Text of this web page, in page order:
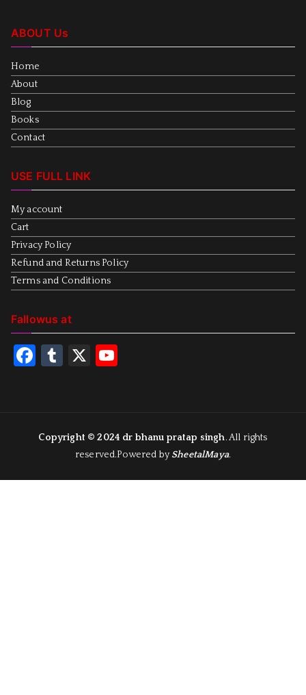
ABOUT Us
Home
About
Blog
Books
Contact
USE FULL LINK
My account
Cart
Privacy Policy
Refund and Returns Policy
Terms and Conditions
Fallowus at
F
b
o
T
r
X
u
b
e
Copyright © 2024 dr bhanu pratap singh. All rights
reserved.Powered bySheetalMaya.